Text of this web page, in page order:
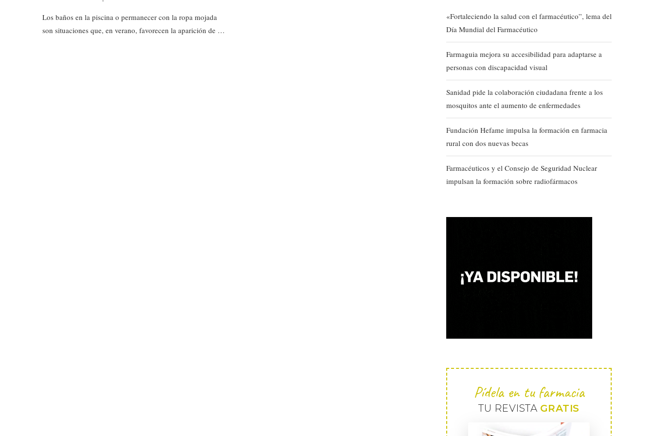
Los baños en la piscina o permanecer con la ropa mojada
son situaciones que, en verano, favorecen la aparición de …
«Fortaleciendo la salud con el farmacéutico”, lema del
Día Mundial del Farmacéutico
Farmaguia mejora su accesibilidad para adaptarse a
personas con discapacidad visual
Sanidad pide la colaboración ciudadana frente a los
mosquitos ante el aumento de enfermedades
Fundación Hefame impulsa la formación en farmacia
rural con dos nuevas becas
Farmacéuticos y el Consejo de Seguridad Nuclear
impulsan la formación sobre radiofármacos
Pídela en tu farmacia
TU REVISTA GRATIS